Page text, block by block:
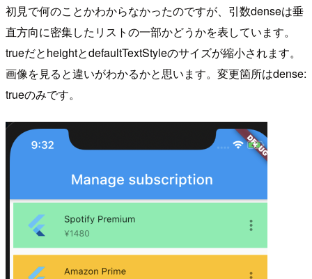
初見で何のことかわからなかったのですが、引数denseは垂
直方向に密集したリストの一部かどうかを表しています。
trueだとheightとdefaultTextStyleのサイズが縮小されます。
画像を見ると違いがわかるかと思います。変更箇所はdense:
trueのみです。